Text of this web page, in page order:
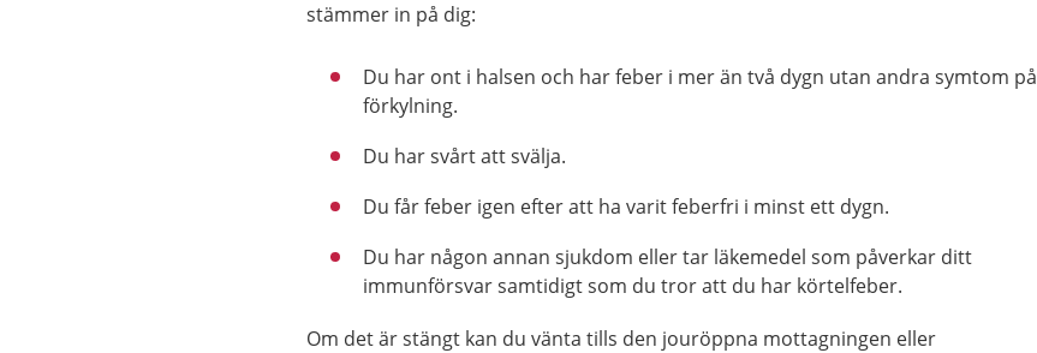
stämmer in på dig:
Du har ont i halsen och har feber i mer än två dygn utan andra symtom på
förkylning.
Du har svårt att svälja.
Du får feber igen efter att ha varit feberfri i minst ett dygn.
Du har någon annan sjukdom eller tar läkemedel som påverkar ditt
immunförsvar samtidigt som du tror att du har körtelfeber.
Om det är stängt kan du vänta tills den jouröppna mottagningen eller